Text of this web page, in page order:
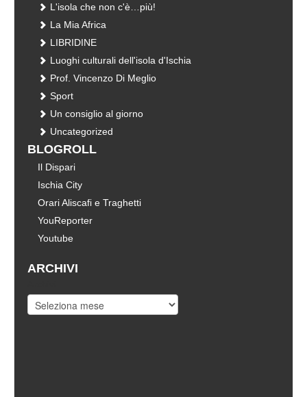
L'isola che non c'è…più!
La Mia Africa
LIBRIDINE
Luoghi culturali dell'isola d'Ischia
Prof. Vincenzo Di Meglio
Sport
Un consiglio al giorno
Uncategorized
BLOGROLL
Il Dispari
Ischia City
Orari Aliscafi e Traghetti
YouReporter
Youtube
ARCHIVI